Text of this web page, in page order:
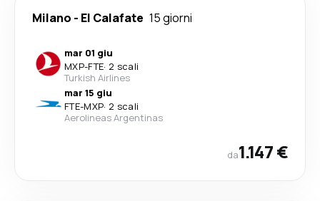
Milano - El Calafate 15 giorni
mar 01 giu
MXP-FTE· 2 scali
Turkish Airlines
mar 15 giu
FTE-MXP· 2 scali
Aerolineas Argentinas
da1.147 €